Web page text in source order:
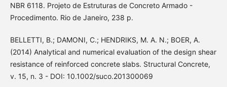
NBR 6118. Projeto de Estruturas de Concreto Armado -
Procedimento. Rio de Janeiro, 238 p.
BELLETTI, B.; DAMONI, C.; HENDRIKS, M. A. N.; BOER, A.
(2014) Analytical and numerical evaluation of the design shear
resistance of reinforced concrete slabs. Structural Concrete,
v. 15, n. 3 - DOI: 10.1002/suco.201300069